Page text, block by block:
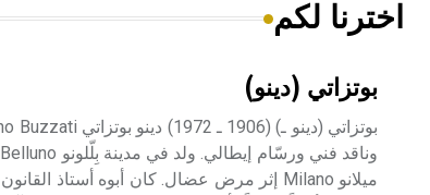
اخترنا لكم
بوتزاتي (دينو)